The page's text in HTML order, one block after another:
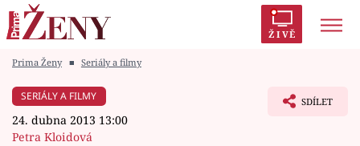
ŽIVĚ
Módní alarm
Prima Ženy ■ Seriály a filmy
SERIÁLY A FILMY
24. dubna 2013 13:00
Petra Kloidová
SDÍLET